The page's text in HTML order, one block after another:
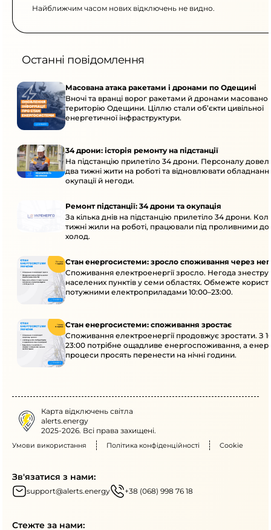
Найближчим часом нових відключень не видно.
Останні повідомлення
Масована атака ракетами і дронами по Одещині
Вночі та вранці ворог ракетами й дронами масовано
територію Одещини. Ціллю стали об’єкти цивільної
енергетичної інфраструктури.
34 дрони: історія ремонту на підстанції
На підстанцію прилетіло 34 дрони. Персоналу
два тижні жити на роботі та відновлювати
окупації й негоди.
Ремонт підстанції: 34 дрони та окупація
За кілька днів на підстанцію прилетіло 34 дрони.
тижні жили на роботі, працювали під проливними
холод.
Стан енергосистеми: зросло споживання через
Споживання електроенергії зросло. Негода
населених пунктів у семи областях. Обмежте
потужними електроприладами 10:00–23:00.
Стан енергосистеми: споживання зростає
Споживання електроенергії продовжує зростати. З
23:00 потрібне ощадливе енергоспоживання, а
процеси просять перенести на нічні години.
Карта відключень світла
alerts.energy
2025-2026. Всі права захищені.
Умови використання Політика конфіденційності Cookie
Зв'язатися з нами:
support@alerts.energy +38 (068) 998 76 18
Стежте за нами: